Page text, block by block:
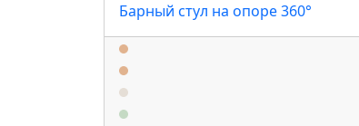
Барный стул на опоре 360°